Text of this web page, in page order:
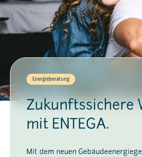
Energieberatung
Zukunftssichere
mit ENTEGA.
Mit dem neuen